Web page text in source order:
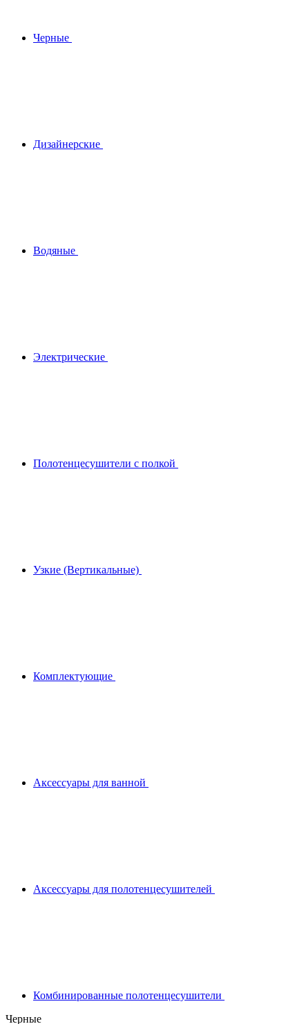
Черные
Дизайнерские
Водяные
Электрические
Полотенцесушители с полкой
Узкие (Вертикальные)
Комплектующие
Аксессуары для ванной
Аксессуары для полотенцесушителей
Комбинированные полотенцесушители
Черные